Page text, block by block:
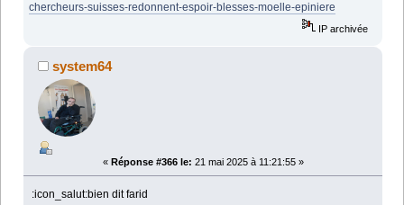
chercheurs-suisses-redonnent-espoir-blesses-moelle-epiniere
IP archivée
system64
« Réponse #366 le: 21 mai 2025 à 11:21:55 »
:icon_salut:bien dit farid